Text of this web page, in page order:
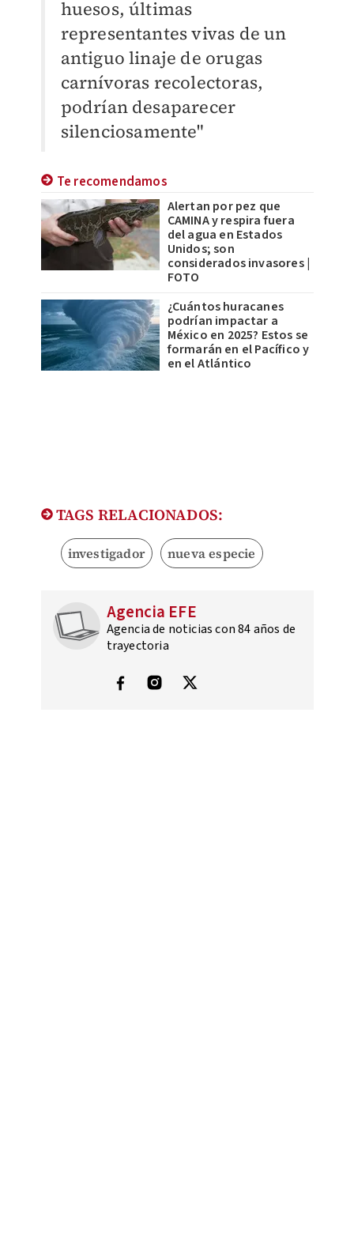
huesos, últimas
representantes vivas de un
antiguo linaje de orugas
carnívoras recolectoras,
podrían desaparecer
silenciosamente"
Te recomendamos
Alertan por pez que
CAMINA y respira fuera
del agua en Estados
Unidos; son
considerados invasores |
FOTO
¿Cuántos huracanes
podrían impactar a
México en 2025? Estos se
formarán en el Pacífico y
en el Atlántico
TAGS RELACIONADOS:
investigador nueva especie
Agencia EFE
Agencia de noticias con 84 años de
trayectoria